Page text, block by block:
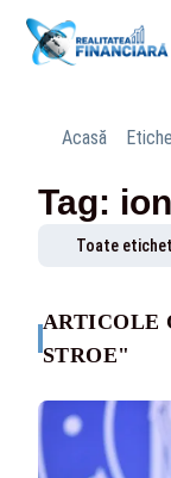
Acasă
Tag:
Toate
ARTICOLE
STROE"